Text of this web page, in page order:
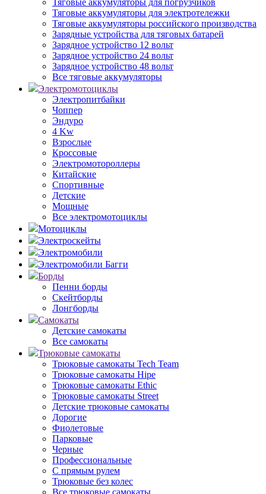
Тяговые аккумуляторы для погрузчиков
Тяговые аккумуляторы для электротележки
Тяговые аккумуляторы российского производства
Зарядные устройства для тяговых батарей
Зарядное устройство 12 вольт
Зарядное устройство 24 вольт
Зарядное устройство 48 вольт
Все тяговые аккумуляторы
Электромотоциклы
Электропитбайки
Чоппер
Эндуро
4 Kw
Взрослые
Кроссовые
Электромотороллеры
Китайские
Спортивные
Детские
Мощные
Все электромотоциклы
Мотоциклы
Электроскейты
Электромобили
Электромобили Багги
Борды
Пенни борды
Скейтборды
Лонгборды
Самокаты
Детские самокаты
Все самокаты
Трюковые самокаты
Трюковые самокаты Tech Team
Трюковые самокаты Hipe
Трюковые самокаты Ethic
Трюковые самокаты Street
Детские трюковые самокаты
Дорогие
Фиолетовые
Парковые
Черные
Профессиональные
С прямым рулем
Трюковые без колес
Все трюковые самокаты